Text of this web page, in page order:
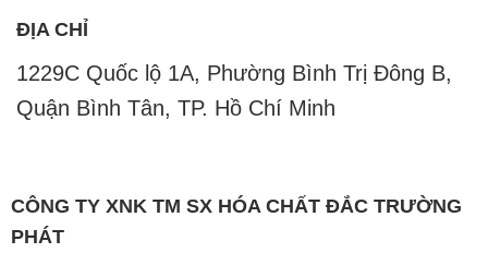
ĐỊA CHỈ
1229C Quốc lộ 1A, Phường Bình Trị Đông B,
Quận Bình Tân, TP. Hồ Chí Minh
CÔNG TY XNK TM SX HÓA CHẤT ĐẮC TRƯỜNG
PHÁT